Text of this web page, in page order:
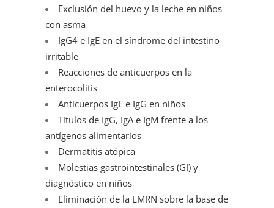
Exclusión del huevo y la leche en niños
con asma
IgG4 e IgE en el síndrome del intestino
irritable
Reacciones de anticuerpos en la
enterocolitis
Anticuerpos IgE e IgG en niños
Títulos de IgG, IgA e IgM frente a los
antígenos alimentarios
Dermatitis atópica
Molestias gastrointestinales (GI) y
diagnóstico en niños
Eliminación de la LMRN sobre la base de